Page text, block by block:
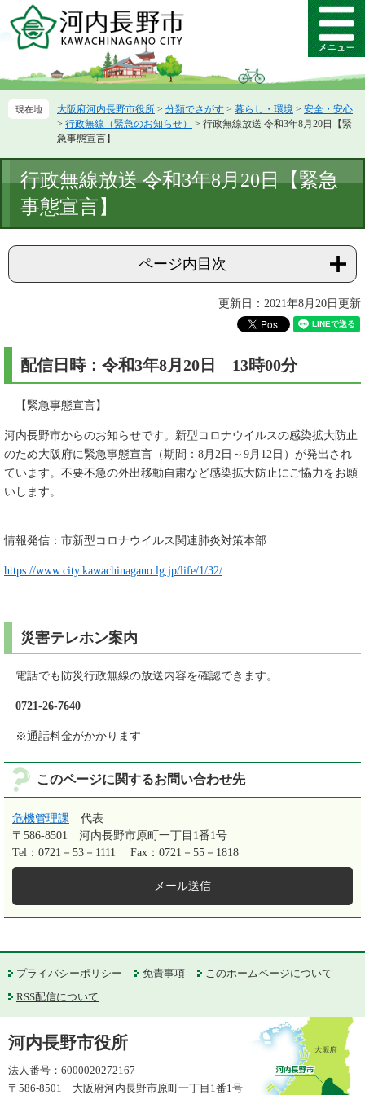
ー
先
ニ
を
本
文
メ
ニ
ー
大阪府河内長野市役所 > 分類でさがす > 暮らし・環境 > 安全・安心
> 行政無線（緊急のお知らせ） > 行政無線放送 令和3年8月20日【緊
急事態宣言】
文
行政無線放送 令和3年8月20日【緊急
事態宣言】
ページ内目次
更新日：2021年8月20日更新
配信日時：令和3年8月20日 13時00分
【緊急事態宣言】
河内長野市からのお知らせです。新型コロナウイルスの感染拡大防止
のため大阪府に緊急事態宣言（期間：8月2日～9月12日）が発出され
ています。不要不急の外出移動自粛など感染拡大防止にご協力をお願
いします。
情報発信：市新型コロナウイルス関連肺炎対策本部
https://www.city.kawachinagano.lg.jp/life/1/32/
災害テレホン案内
電話でも防災行政無線の放送内容を確認できます。
0721-26-7640
※通話料金がかかります
このページに関するお問い合わせ先
危機管理課
代表
〒586-8501
河内長野市原町一丁目1番1号
Tel：0721－53－1111
Fax：0721－55－1818
メール送信
プライバシーポリシー 免責事項
このホームページについて
RSS配信について
河内長野市役所
法人番号：6000020272167
〒586-8501 大阪府河内長野市原町一丁目1番1号